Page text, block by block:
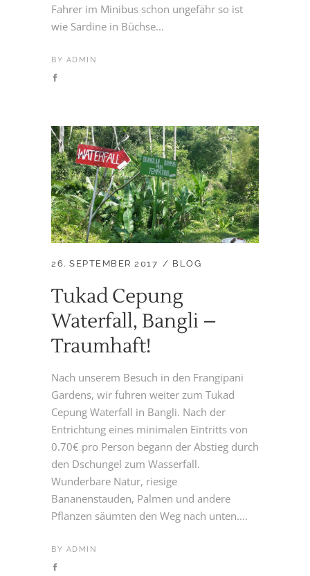
Fahrer im Minibus schon ungefähr so ist
wie Sardine in Büchse...
BY ADMIN
26. SEPTEMBER 2017 BLOG
Tukad Cepung
Waterfall, Bangli –
Traumhaft!
Nach unserem Besuch in den Frangipani
Gardens, wir fuhren weiter zum Tukad
Cepung Waterfall in Bangli. Nach der
Entrichtung eines minimalen Eintritts von
0.70€ pro Person begann der Abstieg durch
den Dschungel zum Wasserfall.
Wunderbare Natur, riesige
Bananenstauden, Palmen und andere
Pflanzen säumten den Weg nach unten....
BY ADMIN